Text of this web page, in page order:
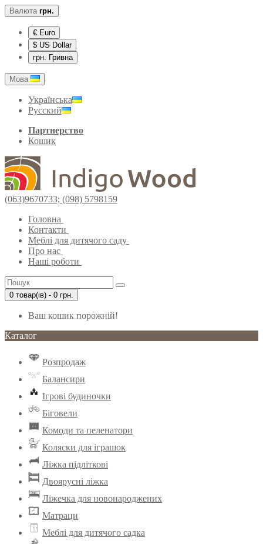
Валюта грн.
€ Euro
$ US Dollar
грн. Гривна
Мова
Українська
Русский
Партнерство
Кошик
(063)9670733; (098) 5798159
Головна
Контакти
Меблі для дитячого саду
Про нас
Наші роботи
0 товар(ів) - 0 грн.
Ваш кошик порожній!
Каталог
Розпродаж
Балансири
Ігрові будиночки
Біговели
Комоди та пеленатори
Коляски для іграшок
Ліжка підліткові
Двоярусні ліжка
Ліжечка для новонароджених
Матраци
Меблі для дитячого садка